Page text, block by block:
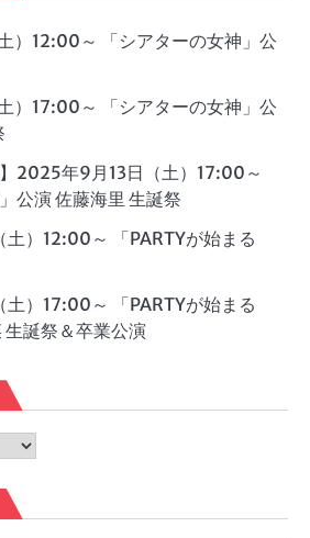
）12:00～ 「シアターの女神」公
）17:00～ 「シアターの女神」公
】2025年9月13日（土）17:00～
公演 佐藤海里 生誕祭
）12:00～ 「PARTYが始まる
）17:00～ 「PARTYが始まる
生誕祭＆卒業公演